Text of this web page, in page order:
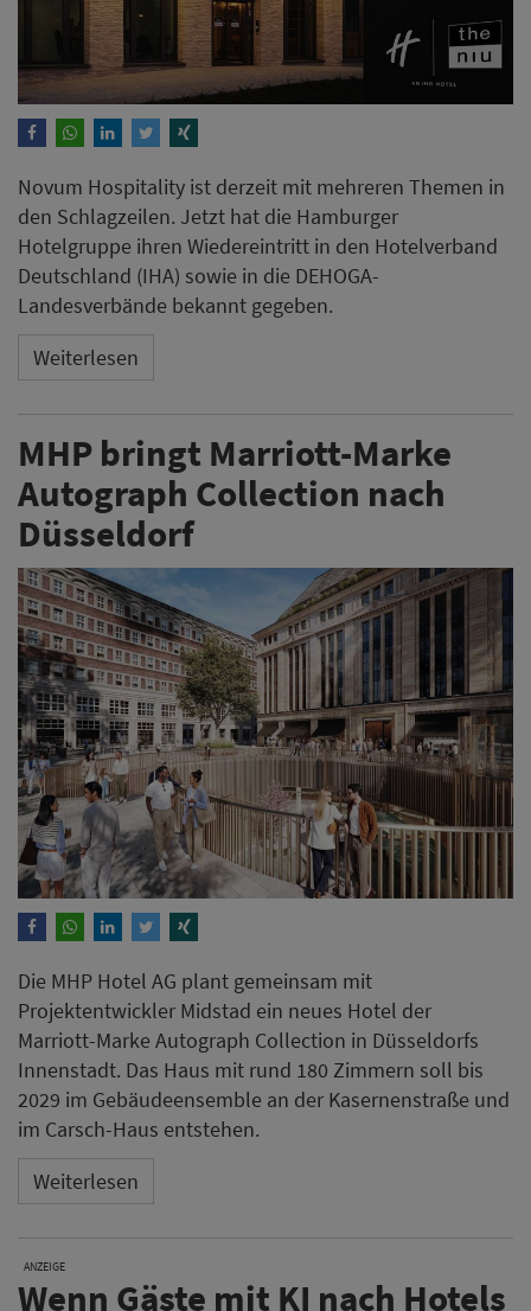
Novum Hospitality ist derzeit mit mehreren Themen in
den Schlagzeilen. Jetzt hat die Hamburger
Hotelgruppe ihren Wiedereintritt in den Hotelverband
Deutschland (IHA) sowie in die DEHOGA-
Landesverbände bekannt gegeben.
Weiterlesen
MHP bringt Marriott-Marke
Autograph Collection nach
Düsseldorf
Die MHP Hotel AG plant gemeinsam mit
Projektentwickler Midstad ein neues Hotel der
Marriott-Marke Autograph Collection in Düsseldorfs
Innenstadt. Das Haus mit rund 180 Zimmern soll bis
2029 im Gebäudeensemble an der Kasernenstraße und
im Carsch-Haus entstehen.
Weiterlesen
ANZEIGE
Wenn Gäste mit KI nach Hotels